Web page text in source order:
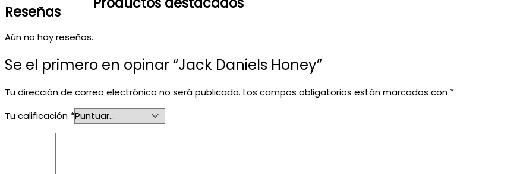
Reseñas
Aún no hay reseñas.
Se el primero en opinar “Jack Daniels Honey”
Tu dirección de correo electrónico no será publicada. Los campos obligatorios están marcados con *
Tu calificación *